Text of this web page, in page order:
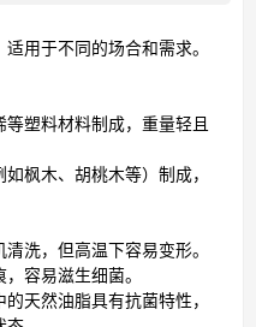
用于不同的场合和需求。
塑料材料制成，重量轻且
枫木、胡桃木等）制成，
洗，但高温下容易变形。
容易滋生细菌。
天然油脂具有抗菌特性，